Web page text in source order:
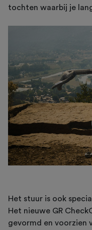
tochten waarbij je
Het stuur is ook
Het nieuwe GR
gevormd en voorzien